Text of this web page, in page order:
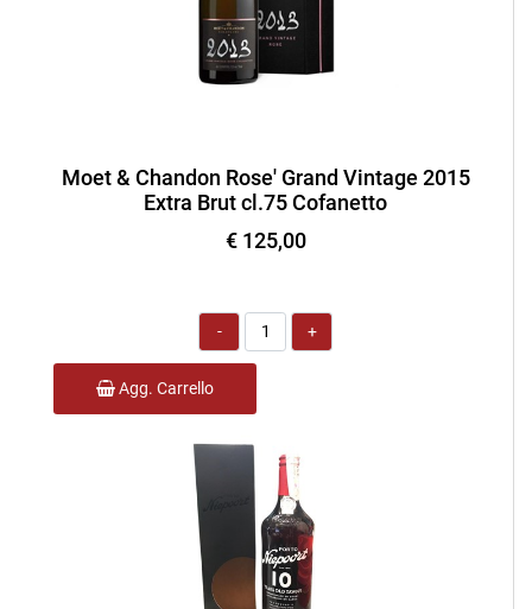
Moet & Chandon Rose' Grand Vintage 2015
Extra Brut cl.75 Cofanetto
€ 125,00
Quantità
Agg. Carrello